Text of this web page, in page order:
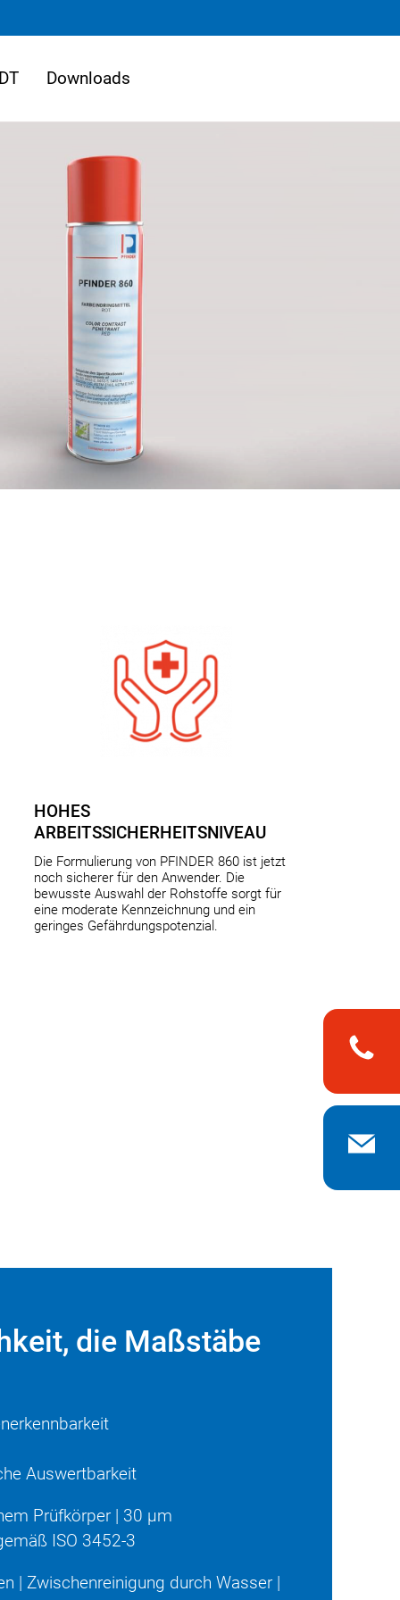
Downloads
HOHES
ARBEITSSICHERHEITSNIVEAU
Die Formulierung von PFINDER 860 ist jetzt
noch sicherer für den Anwender. Die
bewusste Auswahl der Rohstoffe sorgt für
eine moderate Kennzeichnung und ein
geringes Gefährdungspotenzial.
die Maßstäbe
Auswertbarkeit
Prüfkörper | 30 µm
ISO 3452-3
| Zwischenreinigung durch Wasser |